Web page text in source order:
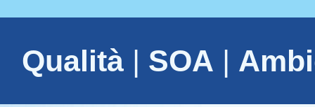
Qualità | SOA |